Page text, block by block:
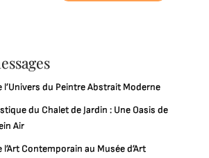
l’Univers du Peintre Abstrait Moderne
du Chalet de Jardin : Une Oasis de
Air
Contemporain au Musée d’Art